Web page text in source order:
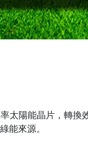
太陽能晶片，轉
能來源。